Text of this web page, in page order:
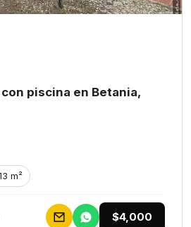
piscina en Betania,
m²
$4,000